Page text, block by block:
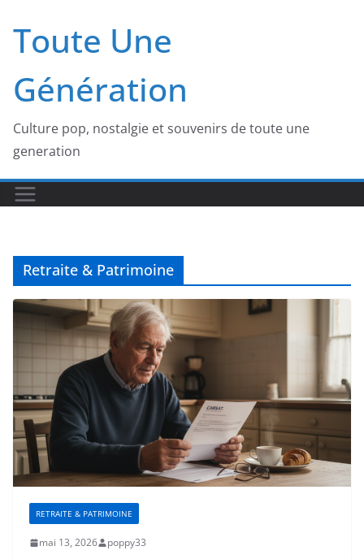
au
contenu
Toute Une
Génération
Culture pop, nostalgie et souvenirs de toute une
generation
Retraite & Patrimoine
RETRAITE & PATRIMOINE
mai 13, 2026 poppy33